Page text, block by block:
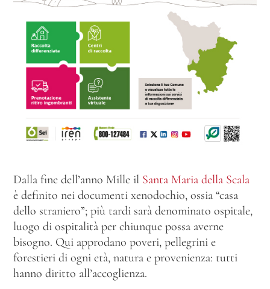
Dalla fine dell’anno Mille il Santa Maria della Scala
è definito nei documenti xenodochio, ossia “casa
dello straniero”; più tardi sarà denominato ospitale,
luogo di ospitalità per chiunque possa averne
bisogno. Qui approdano poveri, pellegrini e
forestieri di ogni età, natura e provenienza: tutti
hanno diritto all’accoglienza.